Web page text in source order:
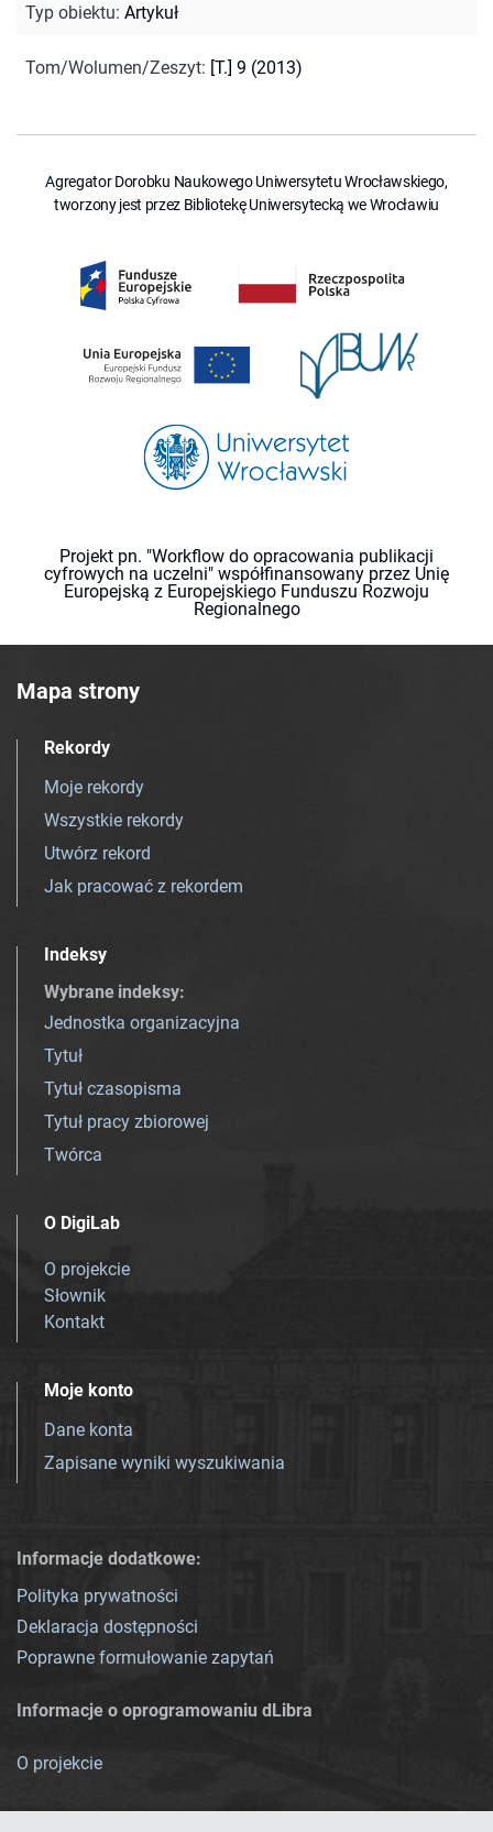
Typ obiektu: Artykuł
Tom/Wolumen/Zeszyt: [T.] 9 (2013)
Agregator Dorobku Naukowego Uniwersytetu Wrocławskiego,
tworzony jest przez Bibliotekę Uniwersytecką we Wrocławiu
Projekt pn. "Workflow do opracowania publikacji
cyfrowych na uczelni" współfinansowany przez Unię
Europejską z Europejskiego Funduszu Rozwoju
Regionalnego
Mapa strony
Rekordy
Moje rekordy
Wszystkie rekordy
Utwórz rekord
Jak pracować z rekordem
Indeksy
Wybrane indeksy:
Jednostka organizacyjna
Tytuł
Tytuł czasopisma
Tytuł pracy zbiorowej
Twórca
O DigiLab
O projekcie
Słownik
Kontakt
Moje konto
Dane konta
Zapisane wyniki wyszukiwania
Informacje dodatkowe:
Polityka prywatności
Deklaracja dostępności
Poprawne formułowanie zapytań
Informacje o oprogramowaniu dLibra
O projekcie